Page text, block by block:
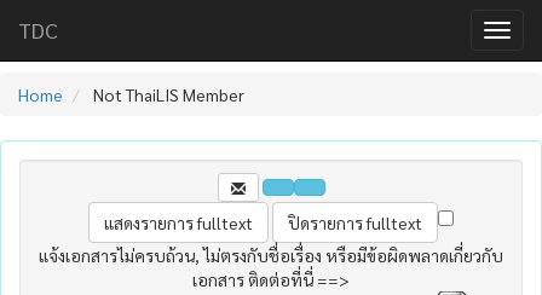
TDC
Home Not ThaiLIS Member
แจ้งเอกสารไม่ครบถ้วน, ไม่ตรงกับชื่อเรื่อง หรือมีข้อผิดพลาดเกี่ยวกับ
เอกสาร ติดต่อที่นี่ ==>